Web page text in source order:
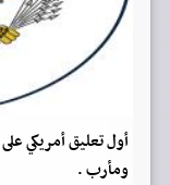
أول تعليق أمريكي
ومأرب .